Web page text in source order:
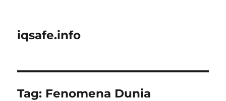
iqsafe.info
Tag: Fenomena Dunia